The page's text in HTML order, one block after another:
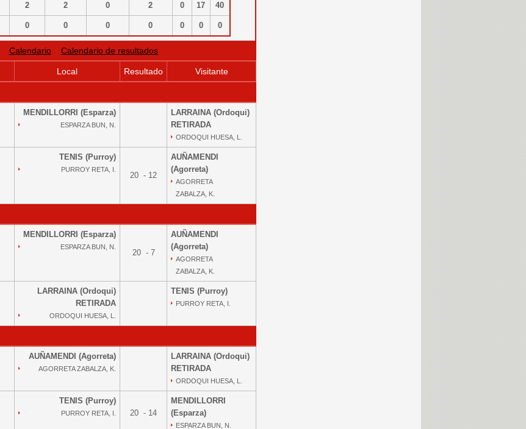
2 2 0 2 0 17 40
0 0 0 0 0 0 0
Calendario Calendario de resultados
Local Resultado Visitante
MENDILLORRI (Esparza)
ESPARZA BUN, N.
LARRAINA (Ordoqui)
RETIRADA
ORDOQUI HUESA, L.
TENIS (Purroy)
PURROY RETA, I.
20 - 12
AUÑAMENDI
(Agorreta)
AGORRETA
ZABALZA, K.
MENDILLORRI (Esparza)
ESPARZA BUN, N.
20 - 7
AUÑAMENDI
(Agorreta)
AGORRETA
ZABALZA, K.
LARRAINA (Ordoqui)
RETIRADA
ORDOQUI HUESA, L.
TENIS (Purroy)
PURROY RETA, I.
AUÑAMENDI (Agorreta)
AGORRETA ZABALZA, K.
LARRAINA (Ordoqui)
RETIRADA
ORDOQUI HUESA, L.
TENIS (Purroy)
PURROY RETA, I. 20 - 14
MENDILLORRI
(Esparza)
ESPARZA BUN, N.